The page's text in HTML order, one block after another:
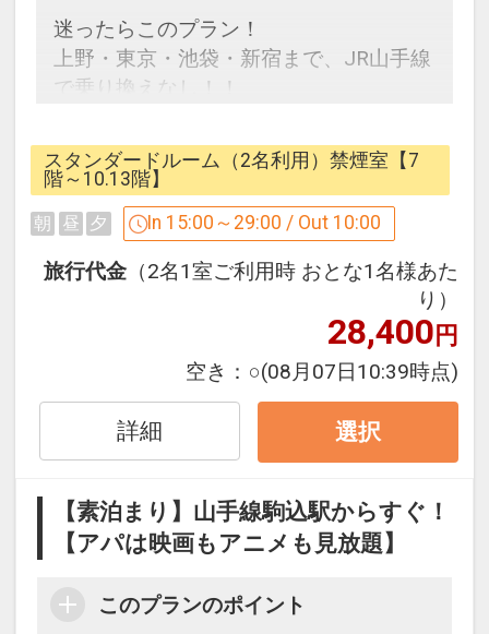
迷ったらこのプラン！
上野・東京・池袋・新宿まで、JR山手線
で乗り換えなし！！
チェックイン 15：00～
チェックアウト 10：00
最大14時まで延長可能です。（1時間
1000円）
※当館は宿泊に特化したホテルです。大
浴場、コインランドリー、ランドリーサ
ービスはございませんのでご注意下さ
【2泊以上される方へ連泊清掃のご案
内】
当館では地球環境に優しいホテル運営の
ため、連泊時の清掃はご希望の場合のみ
実施させていただきます。
清掃をご希望の場合は朝9時までに「清
スタンダードルーム（2名利用）禁煙室【7
階～10.13階】
朝 昼 夕 In 15:00～29:00 / Out 10:00
旅行代金 （2名1室ご利用時 おとな1名様あた
り）
28,400円
空き： ○(08月07日10:39時点)
詳細 選択
【素泊まり】山手線駒込駅からすぐ！
【アパは映画もアニメも見放題】
このプランのポイント